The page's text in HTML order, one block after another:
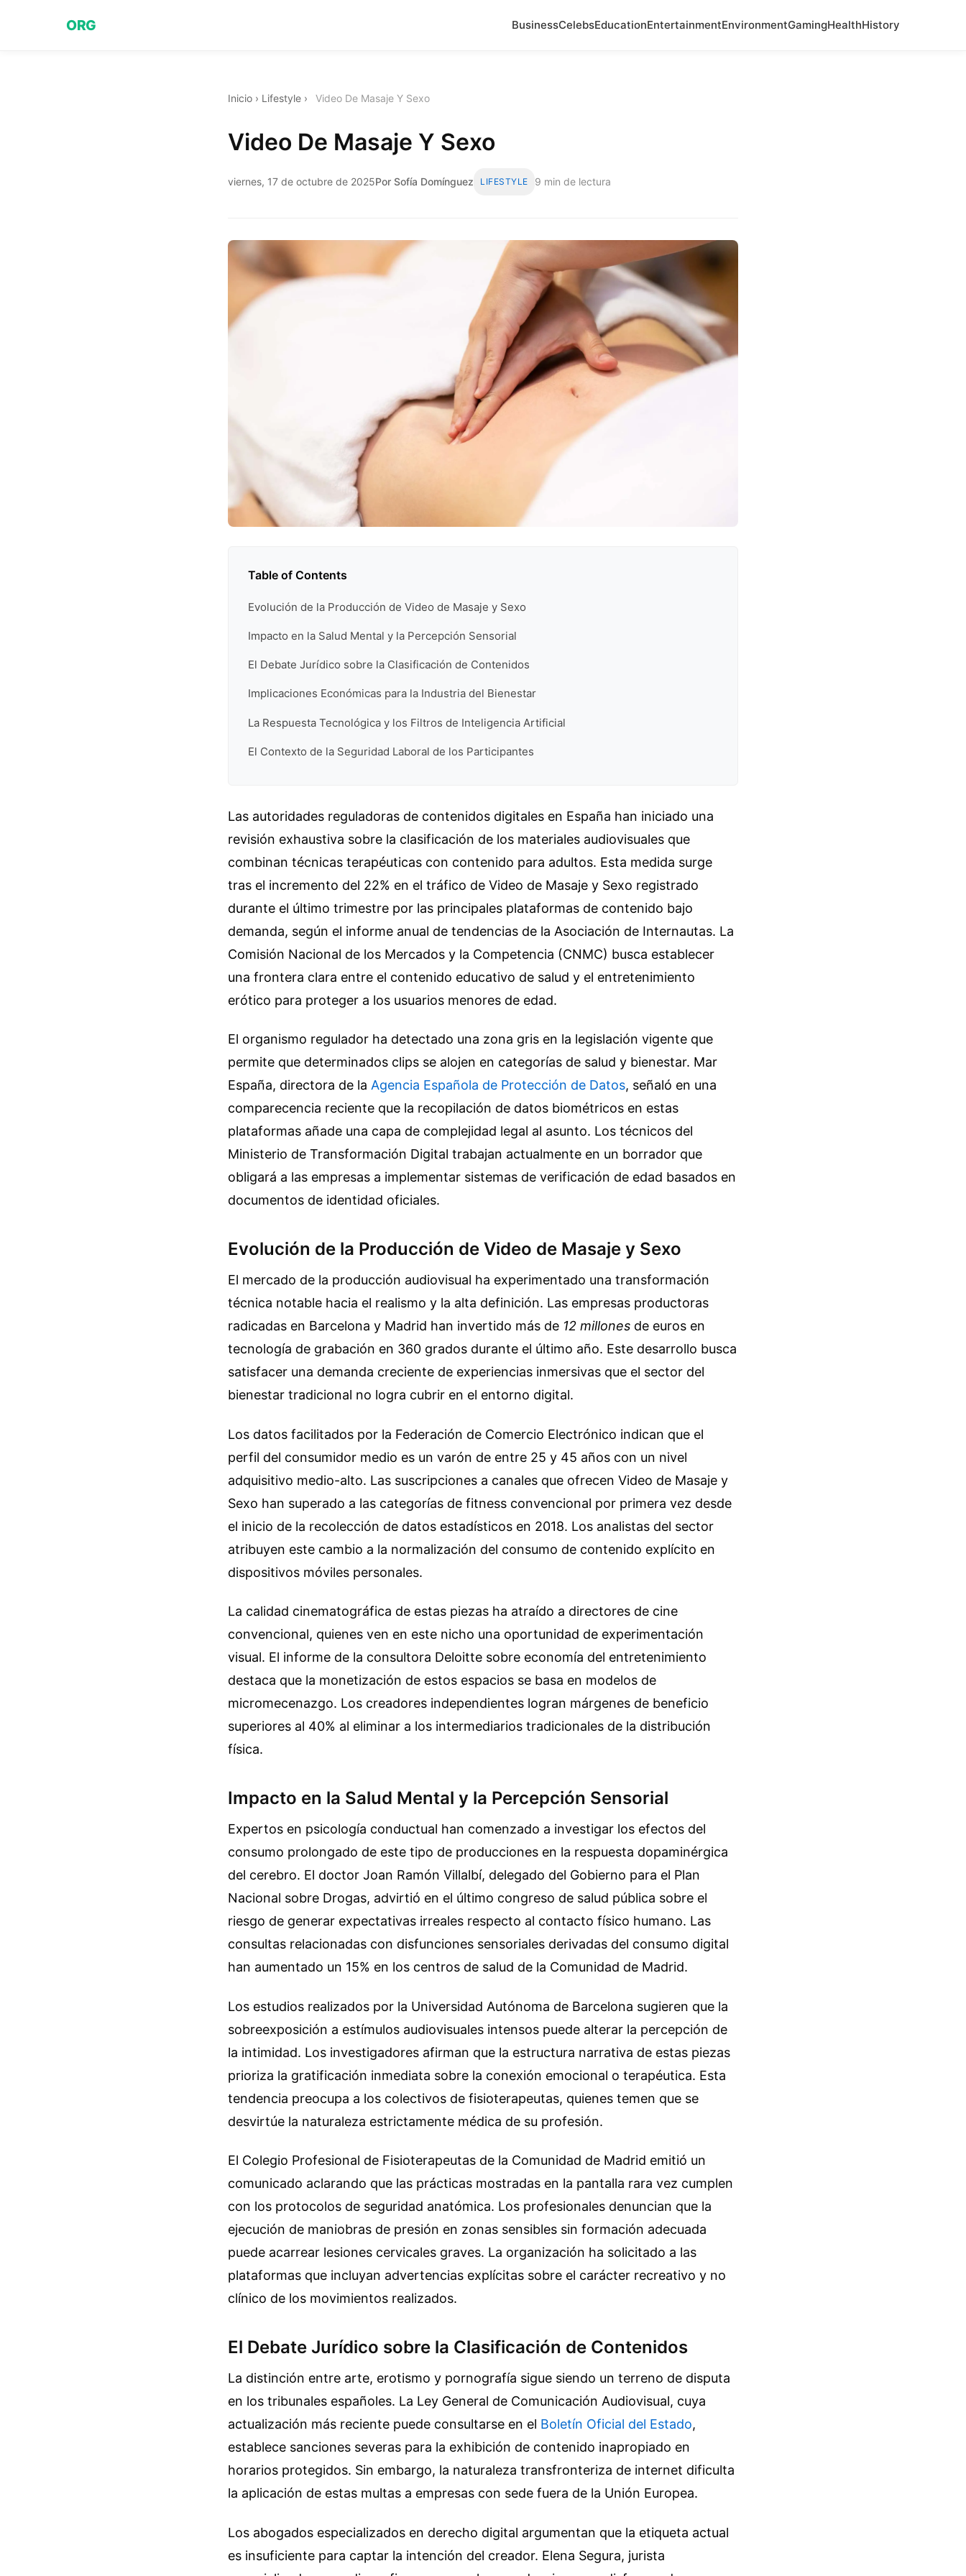
ORG BusinessCelebsEducationEntertainmentEnvironmentGamingHealthHistory
Inicio › Lifestyle › Video De Masaje Y Sexo
Video De Masaje Y Sexo
viernes, 17 de octubre de 2025Por Sofía Domínguez LIFESTYLE 9 min de lectura
Table of Contents
Evolución de la Producción de Video de Masaje y Sexo
Impacto en la Salud Mental y la Percepción Sensorial
El Debate Jurídico sobre la Clasificación de Contenidos
Implicaciones Económicas para la Industria del Bienestar
La Respuesta Tecnológica y los Filtros de Inteligencia Artificial
El Contexto de la Seguridad Laboral de los Participantes
Las autoridades reguladoras de contenidos digitales en España han iniciado una
revisión exhaustiva sobre la clasificación de los materiales audiovisuales que
combinan técnicas terapéuticas con contenido para adultos. Esta medida surge
tras el incremento del 22% en el tráfico de Video de Masaje y Sexo registrado
durante el último trimestre por las principales plataformas de contenido bajo
demanda, según el informe anual de tendencias de la Asociación de Internautas. La
Comisión Nacional de los Mercados y la Competencia (CNMC) busca establecer
una frontera clara entre el contenido educativo de salud y el entretenimiento
erótico para proteger a los usuarios menores de edad.
El organismo regulador ha detectado una zona gris en la legislación vigente que
permite que determinados clips se alojen en categorías de salud y bienestar. Mar
España, directora de la Agencia Española de Protección de Datos, señaló en una
comparecencia reciente que la recopilación de datos biométricos en estas
plataformas añade una capa de complejidad legal al asunto. Los técnicos del
Ministerio de Transformación Digital trabajan actualmente en un borrador que
obligará a las empresas a implementar sistemas de verificación de edad basados en
documentos de identidad oficiales.
Evolución de la Producción de Video de Masaje y Sexo
El mercado de la producción audiovisual ha experimentado una transformación
técnica notable hacia el realismo y la alta definición. Las empresas productoras
radicadas en Barcelona y Madrid han invertido más de 12 millones de euros en
tecnología de grabación en 360 grados durante el último año. Este desarrollo busca
satisfacer una demanda creciente de experiencias inmersivas que el sector del
bienestar tradicional no logra cubrir en el entorno digital.
Los datos facilitados por la Federación de Comercio Electrónico indican que el
perfil del consumidor medio es un varón de entre 25 y 45 años con un nivel
adquisitivo medio-alto. Las suscripciones a canales que ofrecen Video de Masaje y
Sexo han superado a las categorías de fitness convencional por primera vez desde
el inicio de la recolección de datos estadísticos en 2018. Los analistas del sector
atribuyen este cambio a la normalización del consumo de contenido explícito en
dispositivos móviles personales.
La calidad cinematográfica de estas piezas ha atraído a directores de cine
convencional, quienes ven en este nicho una oportunidad de experimentación
visual. El informe de la consultora Deloitte sobre economía del entretenimiento
destaca que la monetización de estos espacios se basa en modelos de
micromecenazgo. Los creadores independientes logran márgenes de beneficio
superiores al 40% al eliminar a los intermediarios tradicionales de la distribución
física.
Impacto en la Salud Mental y la Percepción Sensorial
Expertos en psicología conductual han comenzado a investigar los efectos del
consumo prolongado de este tipo de producciones en la respuesta dopaminérgica
del cerebro. El doctor Joan Ramón Villalbí, delegado del Gobierno para el Plan
Nacional sobre Drogas, advirtió en el último congreso de salud pública sobre el
riesgo de generar expectativas irreales respecto al contacto físico humano. Las
consultas relacionadas con disfunciones sensoriales derivadas del consumo digital
han aumentado un 15% en los centros de salud de la Comunidad de Madrid.
Los estudios realizados por la Universidad Autónoma de Barcelona sugieren que la
sobreexposición a estímulos audiovisuales intensos puede alterar la percepción de
la intimidad. Los investigadores afirman que la estructura narrativa de estas piezas
prioriza la gratificación inmediata sobre la conexión emocional o terapéutica. Esta
tendencia preocupa a los colectivos de fisioterapeutas, quienes temen que se
desvirtúe la naturaleza estrictamente médica de su profesión.
El Colegio Profesional de Fisioterapeutas de la Comunidad de Madrid emitió un
comunicado aclarando que las prácticas mostradas en la pantalla rara vez cumplen
con los protocolos de seguridad anatómica. Los profesionales denuncian que la
ejecución de maniobras de presión en zonas sensibles sin formación adecuada
puede acarrear lesiones cervicales graves. La organización ha solicitado a las
plataformas que incluyan advertencias explícitas sobre el carácter recreativo y no
clínico de los movimientos realizados.
El Debate Jurídico sobre la Clasificación de Contenidos
La distinción entre arte, erotismo y pornografía sigue siendo un terreno de disputa
en los tribunales españoles. La Ley General de Comunicación Audiovisual, cuya
actualización más reciente puede consultarse en el Boletín Oficial del Estado,
establece sanciones severas para la exhibición de contenido inapropiado en
horarios protegidos. Sin embargo, la naturaleza transfronteriza de internet dificulta
la aplicación de estas multas a empresas con sede fuera de la Unión Europea.
Los abogados especializados en derecho digital argumentan que la etiqueta actual
es insuficiente para captar la intención del creador. Elena Segura, jurista